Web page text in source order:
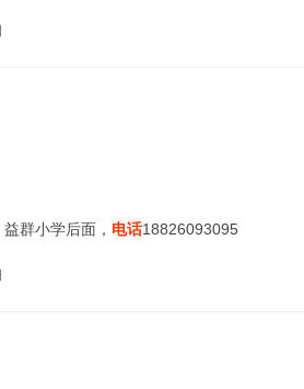
群小学后面， 电话18826093095